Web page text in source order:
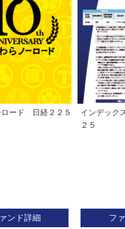
ロード 日経２２５
ンド詳細
インデック
２５
フ